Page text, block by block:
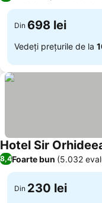
Din 698 lei
Vedeți prețurile de la
Hotel Sir
8,4Foarte bun (5.032
Din 230 lei